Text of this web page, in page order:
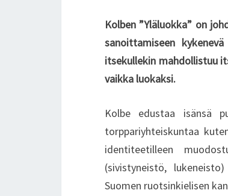
Kolben ”Yläluokka” on
sanoittamiseen
itsekullekin mahdollistuu
vaikka luokaksi.
Kolbe edustaa isänsä
torppariyhteiskuntaa
identiteetilleen
(sivistyneistö,
Suomen ruotsinkielisen